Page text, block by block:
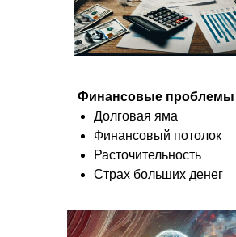
Финансовые проблемы
Долговая яма
Финансовый потолок
Расточительность
Страх больших денег